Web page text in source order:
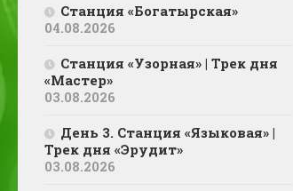
Станция «Богатырская»
04.08.2026
Станция «Узорная» | Трек дня
«Мастер»
03.08.2026
День 3. Станция «Языковая» |
Трек дня «Эрудит»
03.08.2026